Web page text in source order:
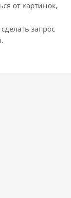
от картинок,
запрос